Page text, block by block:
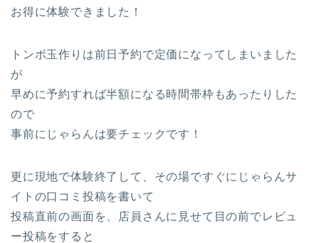
お得に体験できました！
トンボ玉作りは前日予約で定価になってしまいました
が
早めに予約すれば半額になる時間帯枠もあったりした
ので
事前にじゃらんは要チェックです！
更に現地で体験終了して、その場ですぐにじゃらんサ
イトの口コミ投稿を書いて
投稿直前の画面を、店員さんに見せて目の前でレビュ
ー投稿をすると